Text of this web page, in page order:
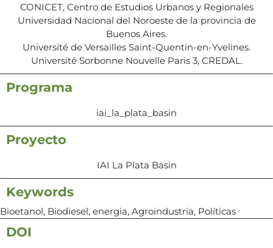
CONICET, Centro de Estudios Urbanos y Regionales
Universidad Nacional del Noroeste de la provincia de
Buenos Aires.
Université de Versailles Saint-Quentin-en-Yvelines.
Université Sorbonne Nouvelle Paris 3, CREDAL.
Programa
iai_la_plata_basin
Proyecto
IAI La Plata Basin
Keywords
Bioetanol, Biodiesel, energia, Agroindustria, Políticas
DOI